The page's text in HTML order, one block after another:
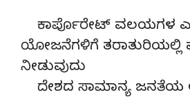
ಕಾರ್ಪೊರೇಟ್ ವಲಯಗಳ
ಯೋಜನೆಗಳಿಗೆ ತರಾತುರಿಯಲ್ಲಿ
ನೀಡುವುದು
ದೇಶದ ಸಾಮಾನ್ಯ ಜನತೆಯ